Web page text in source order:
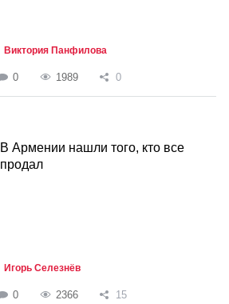
Виктория Панфилова
0 1989 0
В Армении нашли того, кто все
продал
Игорь Селезнёв
0 2366 15